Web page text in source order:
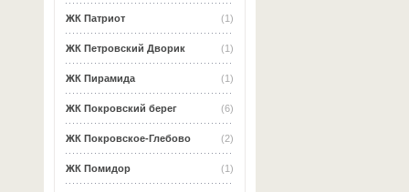
(1)
ЖК Патриот
(1)
ЖК Петровский Дворик
(1)
ЖК Пирамида
(6)
ЖК Покровский берег
(2)
ЖК Покровское-Глебово
(1)
ЖК Помидор